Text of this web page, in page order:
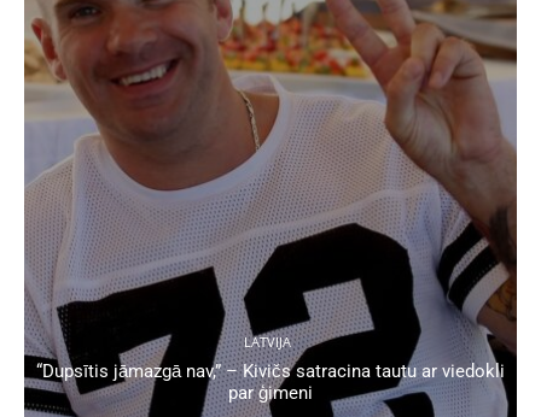
LATVIJA
“Dupsītis jāmazgā nav,” – Kivičs satracina tautu ar viedokli
par ģimeni